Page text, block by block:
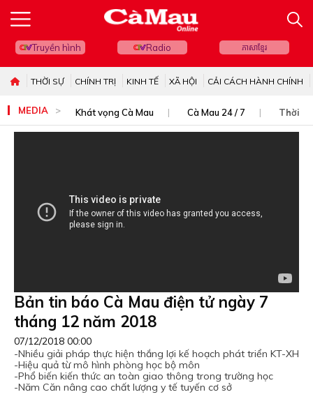
Truyền hình Radio ភាសាខ្មែរ
THỜI SỰ CHÍNH TRỊ KINH TẾ XÃ HỘI CẢI CÁCH HÀNH CHÍNH
MEDIA Khát vọng Cà Mau Cà Mau 24 / 7 Thời sự
Bản tin báo Cà Mau điện tử ngày 7
tháng 12 năm 2018
07/12/2018 00:00
-Nhiều giải pháp thực hiện thắng lợi kế hoạch phát triển KT-XH
-Hiệu quả từ mô hình phòng học bộ môn
-Phổ biến kiến thức an toàn giao thông trong trường học
-Năm Căn nâng cao chất lượng y tế tuyến cơ sở